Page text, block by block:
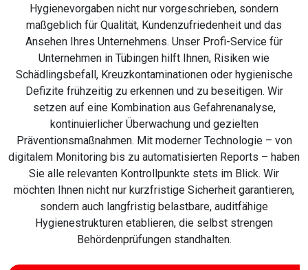
Hygienevorgaben nicht nur vorgeschrieben, sondern
maßgeblich für Qualität, Kundenzufriedenheit und das
Ansehen Ihres Unternehmens. Unser Profi-Service für
Unternehmen in Tübingen hilft Ihnen, Risiken wie
Schädlingsbefall, Kreuzkontaminationen oder hygienische
Defizite frühzeitig zu erkennen und zu beseitigen. Wir
setzen auf eine Kombination aus Gefahrenanalyse,
kontinuierlicher Überwachung und gezielten
Präventionsmaßnahmen. Mit moderner Technologie – von
digitalem Monitoring bis zu automatisierten Reports – haben
Sie alle relevanten Kontrollpunkte stets im Blick. Wir
möchten Ihnen nicht nur kurzfristige Sicherheit garantieren,
sondern auch langfristig belastbare, auditfähige
Hygienestrukturen etablieren, die selbst strengen
Behördenprüfungen standhalten.